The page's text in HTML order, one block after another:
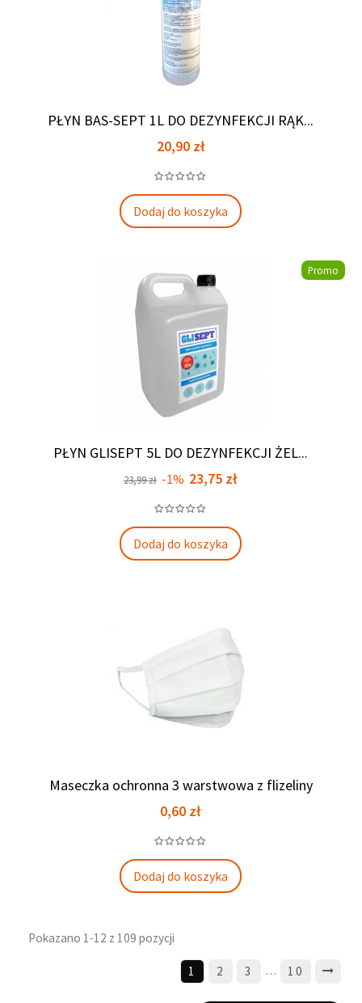
PŁYN BAS-SEPT 1L DO DEZYNFEKCJI RĄK...
Cena
20,90 zł
Dodaj do koszyka
Promo
PŁYN GLISEPT 5L DO DEZYNFEKCJI ŻEL...
Cena
23,99 zł -1% Cena
23,75 zł
Dodaj do koszyka
Maseczka ochronna 3 warstwowa z flizeliny
Cena
0,60 zł
Dodaj do koszyka
Pokazano 1-12 z 109 pozycji
1 2 3 … 10